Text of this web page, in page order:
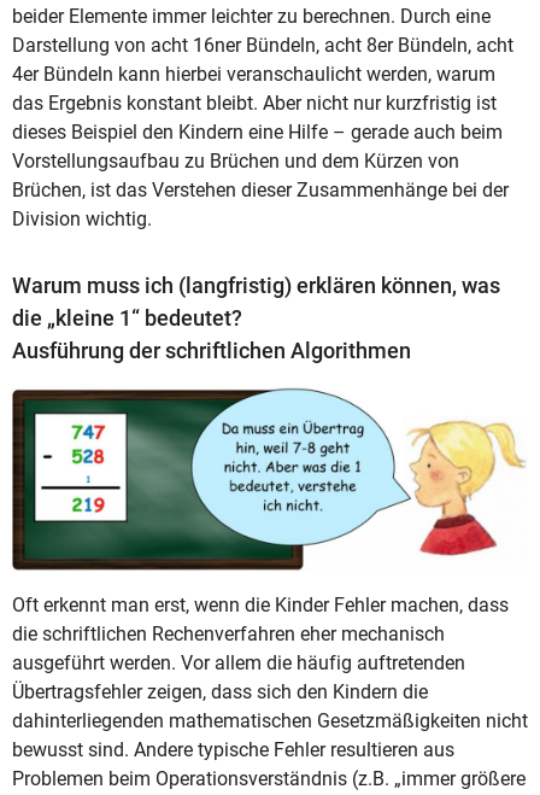
beider Elemente immer leichter zu berechnen. Durch eine
Darstellung von acht 16ner Bündeln, acht 8er Bündeln, acht
4er Bündeln kann hierbei veranschaulicht werden, warum
das Ergebnis konstant bleibt. Aber nicht nur kurzfristig ist
dieses Beispiel den Kindern eine Hilfe – gerade auch beim
Vorstellungsaufbau zu Brüchen und dem Kürzen von
Brüchen, ist das Verstehen dieser Zusammenhänge bei der
Division wichtig.
Warum muss ich (langfristig) erklären können, was
die „kleine 1“ bedeutet?
Ausführung der schriftlichen Algorithmen
Oft erkennt man erst, wenn die Kinder Fehler machen, dass
die schriftlichen Rechenverfahren eher mechanisch
ausgeführt werden. Vor allem die häufig auftretenden
Übertragsfehler zeigen, dass sich den Kindern die
dahinterliegenden mathematischen Gesetzmäßigkeiten nicht
bewusst sind. Andere typische Fehler resultieren aus
Problemen beim Operationsverständnis (z.B. „immer größere